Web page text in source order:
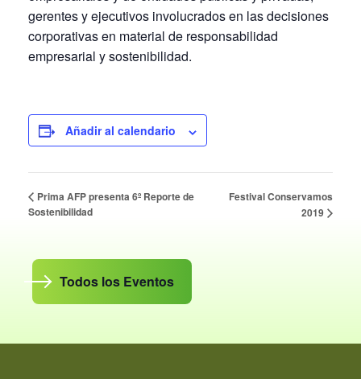
gerentes y ejecutivos involucrados en las decisiones
corporativas en material de responsabilidad
empresarial y sostenibilidad.
Añadir al calendario
Prima AFP presenta 6º Reporte de
Sostenibilidad
Festival Conservamos
2019
Todos los Eventos